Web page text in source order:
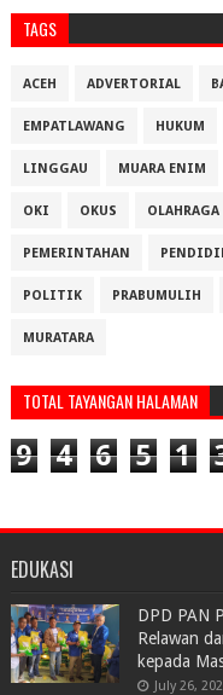
TAGS
ACEH ADVERTORIAL
EMPATLAWANG HUKUM
LINGGAU MUARA ENIM
OKI OKUS OLAHRAGA
PEMERINTAHAN
POLITIK PRABUMULIH
MURATARA
TOTAL TAYANGAN HALAMAN
9 4 6 5 1
EDUKASI
DPD PAN
Relawan
kepada
July 26,